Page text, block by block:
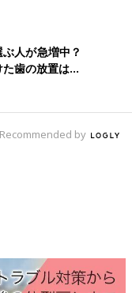
人が急増中？
歯の放置は...
Recommended by